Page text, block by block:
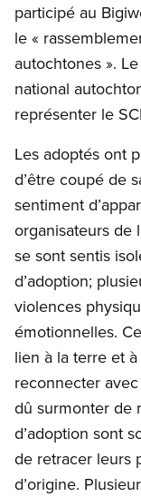
participé au
le «
autochtones ».
national
représenter le
Les adoptés ont
d’être coupé de
sentiment
organisateurs de
se sont sentis
d’adoption;
violences
émotionnelles.
lien à la terre et
reconnecter
dû surmonter de
d’adoption sont
de retracer leurs
d’origine.